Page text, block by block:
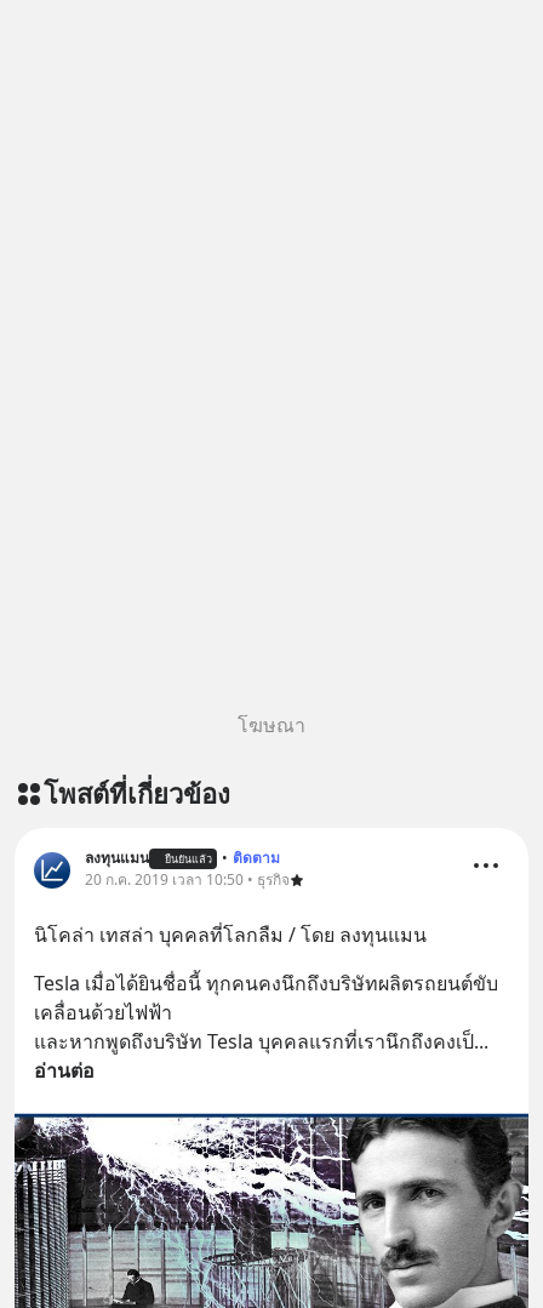
โฆษณา
โพสต์ที่เกี่ยวข้อง
ลงทุนแมน ยืนยันแล้ว • ติดตาม
20 ก.ค. 2019 เวลา 10:50 • ธุรกิจ
นิโคล่า เทสล่า บุคคลที่โลกลืม / โดย ลงทุนแมน
Tesla เมื่อได้ยินชื่อนี้ ทุกคนคงนึกถึงบริษัทผลิตรถยนต์ขับ
เคลื่อนด้วยไฟฟ้า
และหากพูดถึงบริษัท Tesla บุคคลแรกที่เรานึกถึงคงเป็
อ่านต่อ